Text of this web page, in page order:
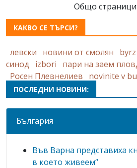
Общо страници:
КАКВО СЕ ТЪРСИ?
левски новини от смолян
синод
izbori пари на заем
Росен Плевнелиев
novinite v
ПОСЛЕДНИ НОВИНИ:
България
Във Варна представиха
в което живеем“